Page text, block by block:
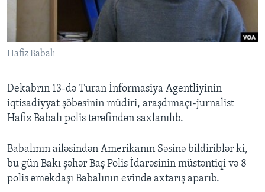
BIZI IZLƏYIN
Dillər
Hafiz Babalı
Dekabrın 13-də Turan İnformasiya Agentliyinin
iqtisadiyyat şöbəsinin müdiri, araşdımaçı-jurnalist
Hafiz Babalı polis tərəfindən saxlanılıb.
Babalının ailəsindən Amerikanın Səsinə bildiriblər ki,
bu gün Bakı şəhər Baş Polis İdarəsinin müstəntiqi və 8
polis əməkdaşı Babalının evində axtarış aparıb.